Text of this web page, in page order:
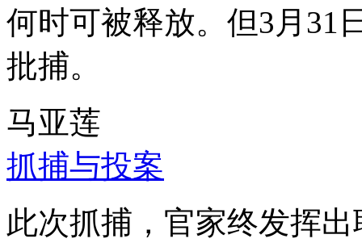
何时可被释放。但3月31
批捕。
马亚莲
抓捕与投案
此次抓捕，官家终发挥